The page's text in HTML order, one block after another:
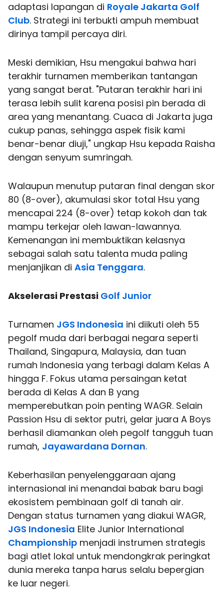
adaptasi lapangan di Royale Jakarta Golf
Club. Strategi ini terbukti ampuh membuat
dirinya tampil percaya diri.
Meski demikian, Hsu mengakui bahwa hari
terakhir turnamen memberikan tantangan
yang sangat berat. "Putaran terakhir hari ini
terasa lebih sulit karena posisi pin berada di
area yang menantang. Cuaca di Jakarta juga
cukup panas, sehingga aspek fisik kami
benar-benar diuji," ungkap Hsu kepada Raisha
dengan senyum sumringah.
Walaupun menutup putaran final dengan skor
80 (8-over), akumulasi skor total Hsu yang
mencapai 224 (8-over) tetap kokoh dan tak
mampu terkejar oleh lawan-lawannya.
Kemenangan ini membuktikan kelasnya
sebagai salah satu talenta muda paling
menjanjikan di Asia Tenggara.
Akselerasi Prestasi Golf Junior
Turnamen JGS Indonesia ini diikuti oleh 55
pegolf muda dari berbagai negara seperti
Thailand, Singapura, Malaysia, dan tuan
rumah Indonesia yang terbagi dalam Kelas A
hingga F. Fokus utama persaingan ketat
berada di Kelas A dan B yang
memperebutkan poin penting WAGR. Selain
Passion Hsu di sektor putri, gelar juara A Boys
berhasil diamankan oleh pegolf tangguh tuan
rumah, Jayawardana Dornan.
Keberhasilan penyelenggaraan ajang
internasional ini menandai babak baru bagi
ekosistem pembinaan golf di tanah air.
Dengan status turnamen yang diakui WAGR,
JGS Indonesia Elite Junior International
Championship menjadi instrumen strategis
bagi atlet lokal untuk mendongkrak peringkat
dunia mereka tanpa harus selalu bepergian
ke luar negeri.